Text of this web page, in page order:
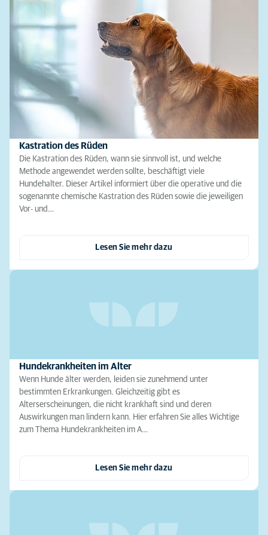
Kastration des Rüden
Die Kastration des Rüden, wann sie sinnvoll ist, und welche
Methode angewendet werden sollte, beschäftigt viele
Hundehalter. Dieser Artikel informiert über die operative und die
sogenannte chemische Kastration des Rüden sowie die jeweiligen
Vor- und…
Lesen Sie mehr dazu
Hundekrankheiten im Alter
Wenn Hunde älter werden, leiden sie zunehmend unter
bestimmten Erkrankungen. Gleichzeitig gibt es
Alterserscheinungen, die nicht krankhaft sind und deren
Auswirkungen man lindern kann. Hier erfahren Sie alles Wichtige
zum Thema Hundekrankheiten im A…
Lesen Sie mehr dazu